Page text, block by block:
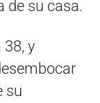
de su casa.
38, y
su